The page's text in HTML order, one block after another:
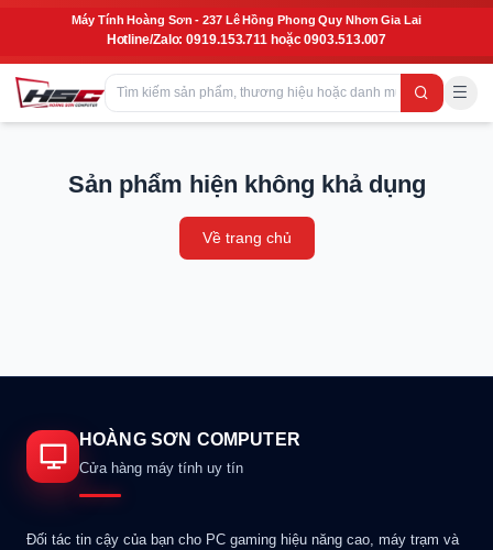
Máy Tính Hoàng Sơn - 237 Lê Hồng Phong Quy Nhơn Gia Lai
Hotline/Zalo: 0919.153.711 hoặc 0903.513.007
Sản phẩm hiện không khả dụng
Về trang chủ
HOÀNG SƠN COMPUTER
Cửa hàng máy tính uy tín
Đối tác tin cậy của bạn cho PC gaming hiệu năng cao, máy trạm và